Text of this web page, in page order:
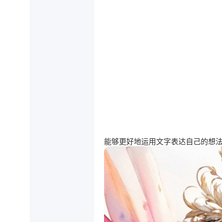
能够更好地运用文字表达自己的想